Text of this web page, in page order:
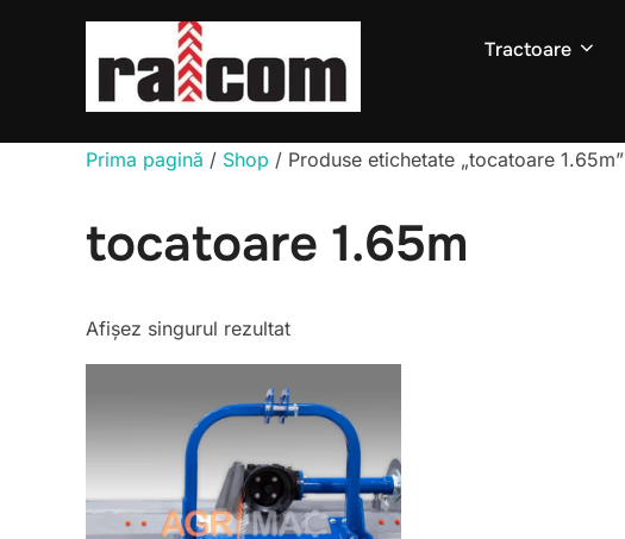
Tractoare
Prima pagină / Shop / Produse etichetate „tocatoare 1.65m”
tocatoare 1.65m
Afișez singurul rezultat